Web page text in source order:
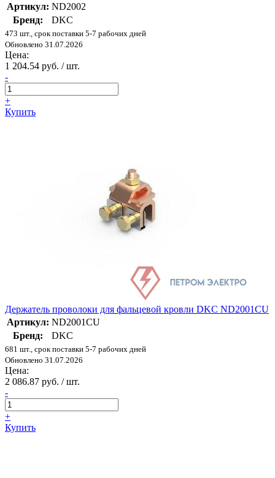
Артикул: ND2002
Бренд:
DKC
473 шт., срок поставки 5-7 рабочих дней
Обновлено 31.07.2026
Цена:
1 204.54 руб. / шт.
-
+
Купить
Держатель проволоки для фальцевой кровли DKC ND2001CU
Артикул: ND2001CU
Бренд:
DKC
681 шт., срок поставки 5-7 рабочих дней
Обновлено 31.07.2026
Цена:
2 086.87 руб. / шт.
-
+
Купить